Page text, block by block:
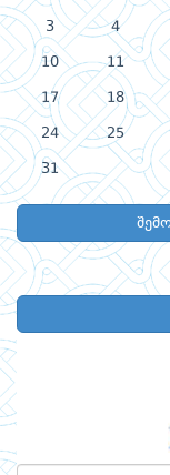
3 4
10 11
17 18
24 25
31